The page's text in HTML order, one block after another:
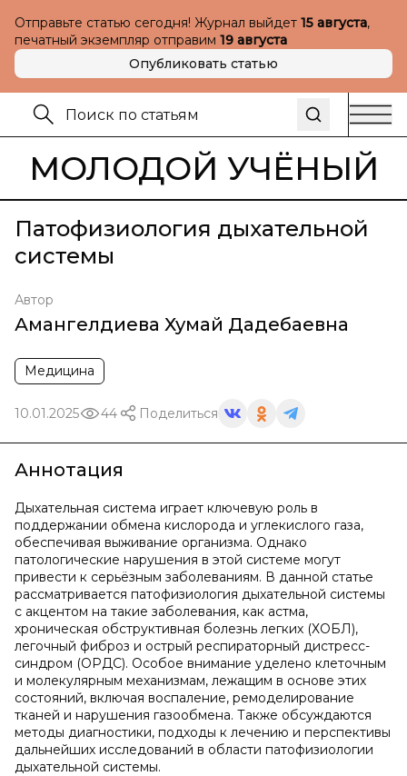
Отправьте статью сегодня! Журнал выйдет 15 августа,
печатный экземпляр отправим 19 августа
Опубликовать статью
МОЛОДОЙ УЧЁНЫЙ
Патофизиология дыхательной
системы
Автор
Амангелдиева Хумай Дадебаевна
Медицина
10.01.2025 44 Поделиться
Аннотация
Дыхательная система играет ключевую роль в
поддержании обмена кислорода и углекислого газа,
обеспечивая выживание организма. Однако
патологические нарушения в этой системе могут
привести к серьёзным заболеваниям. В данной статье
рассматривается патофизиология дыхательной системы
с акцентом на такие заболевания, как астма,
хроническая обструктивная болезнь легких (ХОБЛ),
легочный фиброз и острый респираторный дистресс-
синдром (ОРДС). Особое внимание уделено клеточным
и молекулярным механизмам, лежащим в основе этих
состояний, включая воспаление, ремоделирование
тканей и нарушения газообмена. Также обсуждаются
методы диагностики, подходы к лечению и перспективы
дальнейших исследований в области патофизиологии
дыхательной системы.